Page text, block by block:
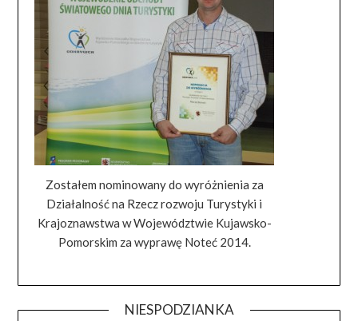
Zostałem nominowany do wyróżnienia za
Działalność na Rzecz rozwoju Turystyki i
Krajoznawstwa w Województwie Kujawsko-
Pomorskim za wyprawę Noteć 2014.
NIESPODZIANKA